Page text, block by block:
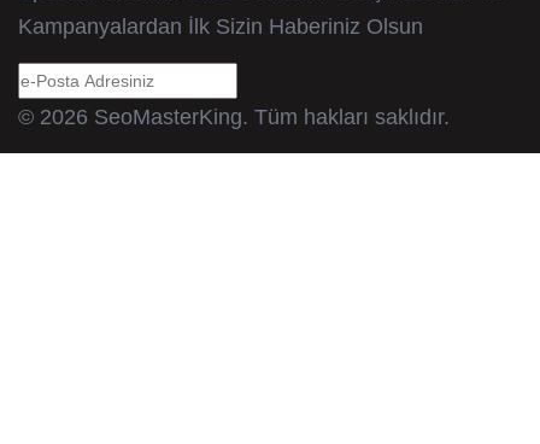
Kampanyalardan İlk Sizin Haberiniz Olsun
© 2026 SeoMasterKing. Tüm hakları saklıdır.